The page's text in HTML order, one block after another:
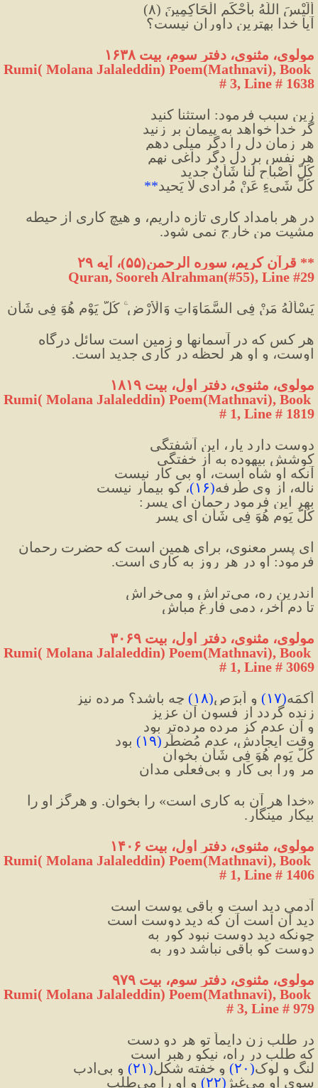
أَلَيْسَ اللَّهُ بِأَحْكَمِ الْحَاكِمِينَ (٨)
آيا خدا بهترین داوران نيست؟
مولوی، مثنوی، دفتر سوم، بیت ۱۶۳۸
Rumi( Molana Jalaleddin) Poem(Mathnavi), Book
# 3, Line # 1638
زین سبب فرمود: استثنا کنید
گر خدا خواهد به پیمان بر زنید
هر زمان دل را دگر میلی دهم
هر نفس بر دل دگر داغی نهم
کُلُّ اَصْباحٍ لَنا شَأْنٌ جدید
کُلُّ شَیءٍ عَنْ مُرادی لا یَحید*
*
مشیت من خارج نمی شود.
*
* قرآن کریم، سوره الرحمن(۵۵)، آیه ۲۹
Quran, Sooreh Alrahman(#55), Line #29
يَسْأَلُهُ مَنْ فِي السَّمَاوَاتِ وَالْأَرْضِ ۚ كُلَّ يَوْمٍ هُوَ فِي شَأْنٍ
اوست، و او هر لحظه در كارى جدید است.
مولوی، مثنوی، دفتر اول، بیت ۱۸۱۹
Rumi( Molana Jalaleddin) Poem(Mathnavi), Book
# 1, Line # 1819
دوست دارد یار، این آشفتگی
کوشش بیهوده به از خفتگی
آنکه او شاه است، او بی کار نیست
ناله، از وی طُرفه(۱۶)، کو بیمار نیست
بهر این فرمود رحمان ای پسر:
کُلُّ یَومٍ هُوَ فِی شَأن ای پسر
فرمود: او در هر روز به کاری است.
اندرین ره، می‌تراش و می‌خراش
تا دم آخر، دمی فارغ مباش
مولوی، مثنوی، دفتر اول، بیت ۳۰۶۹
Rumi( Molana Jalaleddin) Poem(Mathnavi), Book
# 1, Line # 3069
اَکمَه(۱۷) و اَبرَص(۱۸) چه باشد؟ مرده نیز
زنده گردد از فسونِ آن عزیز
و آن عدم کز مرده مرده‌تر بود
وقت ایجادش، عدم مُضطَر (۱۹) بود
کُلَّ یَومٍ هُوَ فِی شَأنٍ بخوان
مر ورا بی کار و بی‌فعلی مدان
بیکار مینگار.
مولوی، مثنوی، دفتر اول، بیت ۱۴۰۶
Rumi( Molana Jalaleddin) Poem(Mathnavi), Book
# 1, Line # 1406
آدمی دید است و باقی پوست است
دید آن است آن که دید دوست است
چونکه دید دوست نبود کور به
دوست کو باقی نباشد دور به
مولوی، مثنوی، دفتر سوم، بیت ۹۷۹
Rumi( Molana Jalaleddin) Poem(Mathnavi), Book
# 3, Line # 979
در طلب زن دایماً تو هر دو دست
که طلب در راه، نیکو رهبر است
لنگ و لوک(۲۰) و خفته ‌شکل (۲۱) و بی‌ادب
سوی او می‌غیژ
(۲۲) و او را می‌طلب